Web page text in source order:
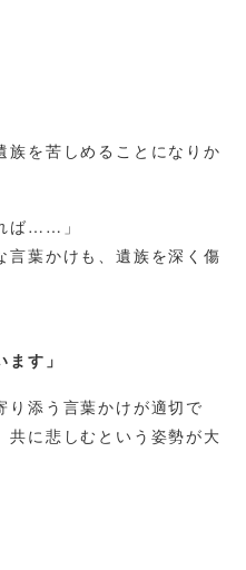
族を苦しめることになりか
ば……」
言葉かけも、遺族を深く傷
す」
り添う言葉かけが適切で
共に悲しむという姿勢が大